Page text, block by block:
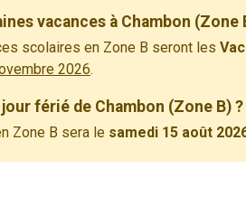
vacances à Chambon (Zone
scolaires en Zone B seront les
2026.
férié de Chambon (Zone B) ?
Zone B sera le samedi 15 août